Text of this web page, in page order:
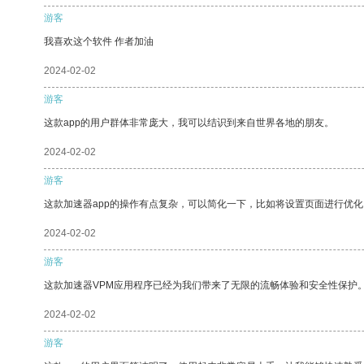
游客
我喜欢这个软件 作者加油
2024-02-02
游客
这款app的用户群体非常庞大，我可以结识到来自世界各地的朋友。
2024-02-02
游客
这款加速器app的操作有点复杂，可以简化一下，比如将设置页面进行优
2024-02-02
游客
这款加速器VPM应用程序已经为我们带来了无限的流畅体验和安全性保护
2024-02-02
游客